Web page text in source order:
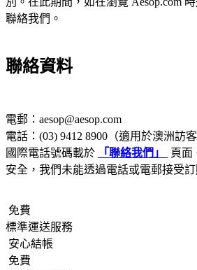
聯絡我們。
聯絡資料
電郵： aesop@aesop.com
電話：(03) 9412 8900（適用於澳洲訪客
國際電話號碼載於
「聯絡我們」
頁面
安全，我們未能透過電話或電郵接受訂
免費
標準運送服務
安心結帳
免費